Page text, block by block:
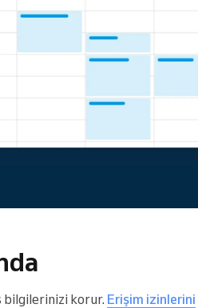
bilgilerinizi korur. Erişim izinlerini